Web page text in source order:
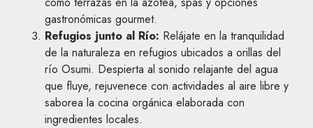
gastronómicas gourmet.
Refugios junto al Río: Relájate en la tranquilidad
de la naturaleza en refugios ubicados a orillas del
río Osumi. Despierta al sonido relajante del agua
que fluye, rejuvenece con actividades al aire libre y
saborea la cocina orgánica elaborada con
ingredientes locales.